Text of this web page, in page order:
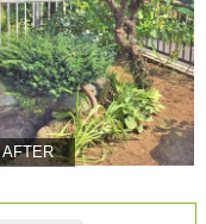
AFTER